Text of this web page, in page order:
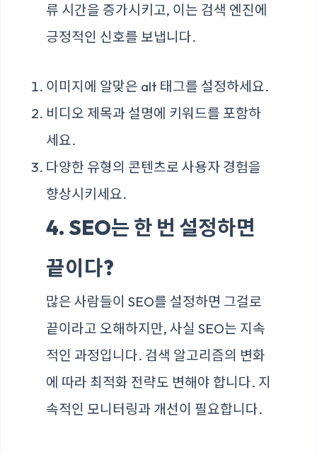
류 시간을 증가시키고, 이는 검색 엔진에
긍정적인 신호를 보냅니다.
이미지에 알맞은 alt 태그를 설정하세요.
비디오 제목과 설명에 키워드를 포함하
세요.
다양한 유형의 콘텐츠로 사용자 경험을
향상시키세요.
4. SEO는 한 번 설정하면
끝이다?
많은 사람들이 SEO를 설정하면 그걸로
끝이라고 오해하지만, 사실 SEO는 지속
적인 과정입니다. 검색 알고리즘의 변화
에 따라 최적화 전략도 변해야 합니다. 지
속적인 모니터링과 개선이 필요합니다.